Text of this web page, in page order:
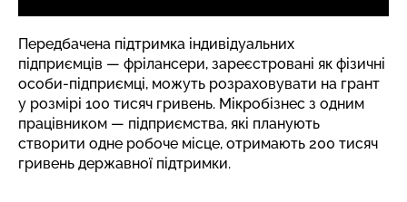
Передбачена підтримка індивідуальних
підприємців — фрілансери, зареєстровані як фізичні
особи-підприємці, можуть розраховувати на грант
у розмірі 100 тисяч гривень. Мікробізнес з одним
працівником — підприємства, які планують
створити одне робоче місце, отримають 200 тисяч
гривень державної підтримки.